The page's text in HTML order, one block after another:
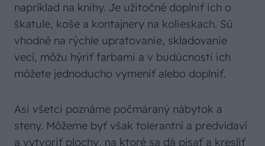
napríklad na knihy. Je užitočné doplniť ich o
škatule, koše a kontajnery na kolieskach. Sú
vhodné na rýchle upratovanie, skladovanie
vecí, môžu hýriť farbami a v budúcnosti ich
môžete jednoducho vymeniť alebo doplniť.
Asi všetci poznáme počmáraný nábytok a
steny. Môžeme byť však tolerantní a predvídaví
a vytvoriť plochy, na ktoré sa dá písať a kresliť